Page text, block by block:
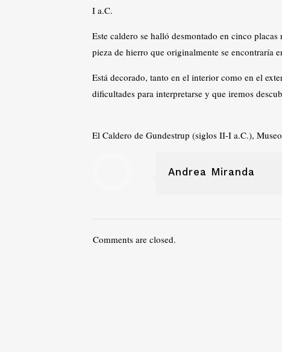
I a.C.
Este caldero se halló desmontado en cinco
pieza de hierro que originalmente se encontraría
Está decorado, tanto en el interior como en el
dificultades para interpretarse y que iremos
El Caldero de Gundestrup (siglos II-I a.C.),
Andrea Miranda
Comments are closed.